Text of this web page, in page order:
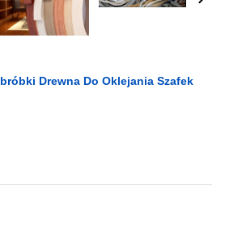
Drewna Do Oklejania Szafek